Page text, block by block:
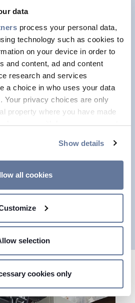
data
process your personal data,
technology such as cookies to
on your device in order to
and content, ad and content
research and services
a choice in who uses your data
Your privacy choices are only
property where you have made
or withdraw your consent
also like to:
be accurate to within several
by actively scanning it for
in thedetails section.
and to analyse our traffic.
Show details
all cookies
selection
cookies only
és
már több száz
sikerült megelőzni.
termékekkel,
a szakértői által
is
ne habozzon
a csapat bármely